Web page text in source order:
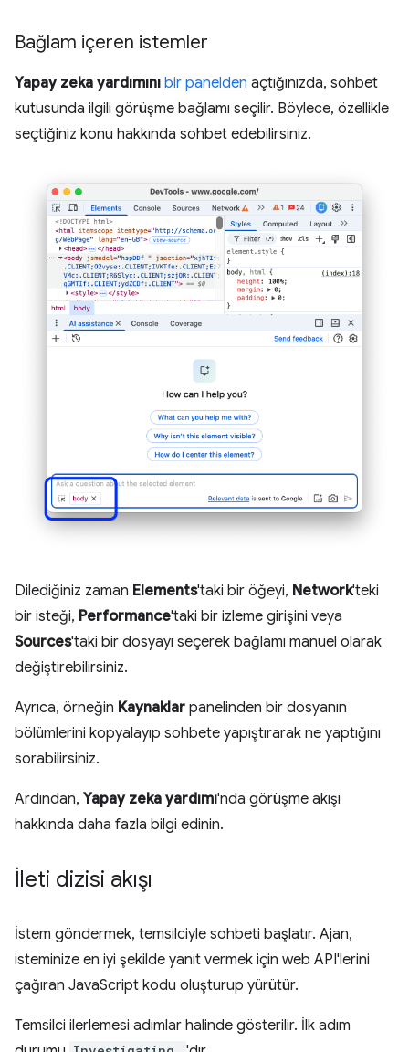
Bağlam içeren istemler
Yapay zeka yardımını bir panelden açtığınızda, sohbet
kutusunda ilgili görüşme bağlamı seçilir. Böylece, özellikle
seçtiğiniz konu hakkında sohbet edebilirsiniz.
Dilediğiniz zaman Elements'taki bir öğeyi, Network'teki
bir isteği, Performance'taki bir izleme girişini veya
Sources'taki bir dosyayı seçerek bağlamı manuel olarak
değiştirebilirsiniz.
Ayrıca, örneğin Kaynaklar panelinden bir dosyanın
bölümlerini kopyalayıp sohbete yapıştırarak ne yaptığını
sorabilirsiniz.
Ardından, Yapay zeka yardımı'nda görüşme akışı
hakkında daha fazla bilgi edinin.
İleti dizisi akışı
İstem göndermek, temsilciyle sohbeti başlatır. Ajan,
isteminize en iyi şekilde yanıt vermek için web API'lerini
çağıran JavaScript kodu oluşturup yürütür.
Temsilci ilerlemesi adımlar halinde gösterilir. İlk adım